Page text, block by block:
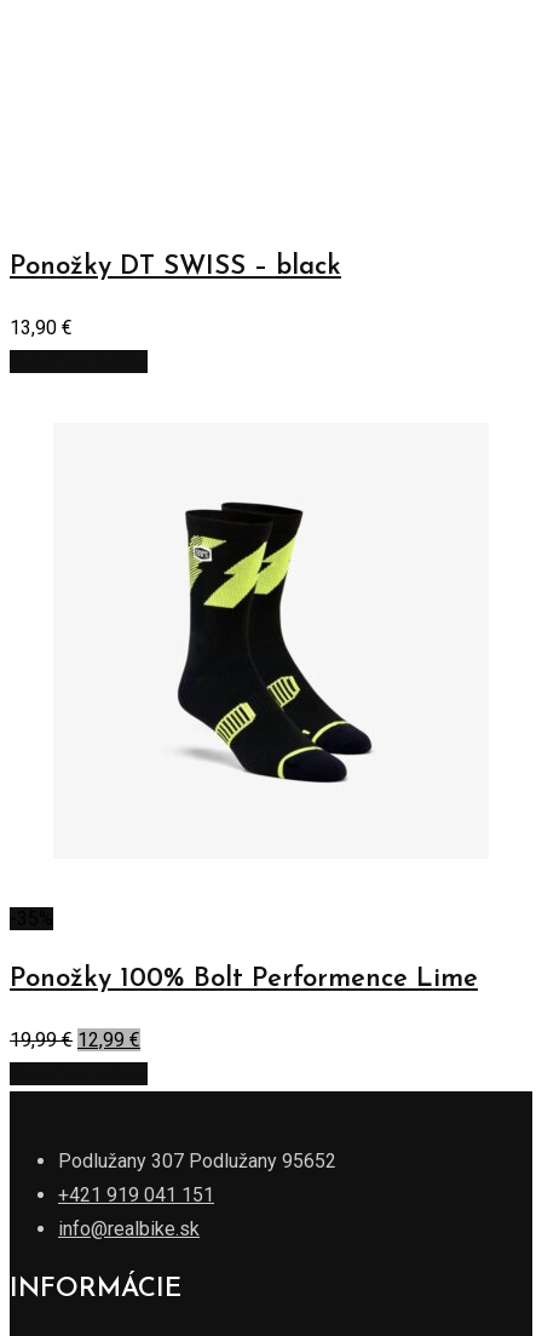
Ponožky DT SWISS – black
13,90 €
Ponožky 100% Bolt Performence Lime
19,99€ 12,99 €
Podlužany 307 Podlužany 95652
+421 919 041 151
info@realbike.sk
INFORMÁCIE